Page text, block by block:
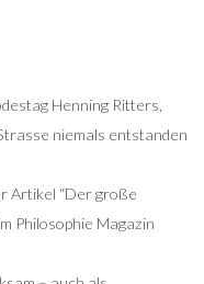
Henning Ritters,
niemals entstanden
Artikel “Der große
Philosophie Magazin